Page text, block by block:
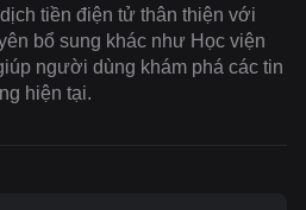
tiền điện tử thân thiện với
bổ sung khác như Học viện
người dùng khám phá các tin
hiện tại.